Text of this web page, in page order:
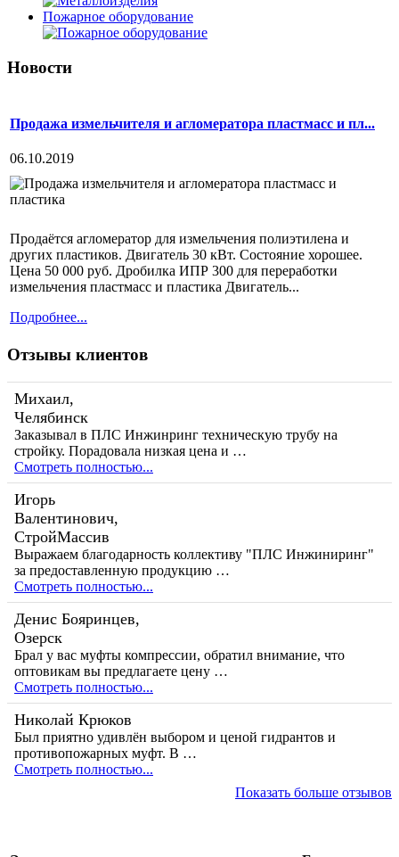
Пожарное оборудование
Новости
Продажа измельчителя и агломератора пластмасс и пл...
06.10.2019
Продаётся агломератор для измельчения полиэтилена и
других пластиков. Двигатель 30 кВт. Состояние хорошее.
Цена 50 000 руб. Дробилка ИПР 300 для переработки
измельчения пластмасс и пластика Двигатель...
Подробнее...
Отзывы клиентов
Михаил,
Челябинск
Заказывал в ПЛС Инжинринг техническую трубу на
стройку. Порадовала низкая цена и …
Смотреть полностью...
Игорь
Валентинович,
СтройМассив
Выражаем благодарность коллективу "ПЛС Инжиниринг"
за предоставленную продукцию …
Смотреть полностью...
Денис Бояринцев,
Озерск
Брал у вас муфты компрессии, обратил внимание, что
оптовикам вы предлагаете цену …
Смотреть полностью...
Николай Крюков
Был приятно удивлён выбором и ценой гидрантов и
противопожарных муфт. В …
Смотреть полностью...
Показать больше отзывов